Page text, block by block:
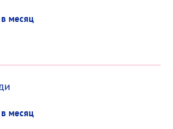
месяц
месяц